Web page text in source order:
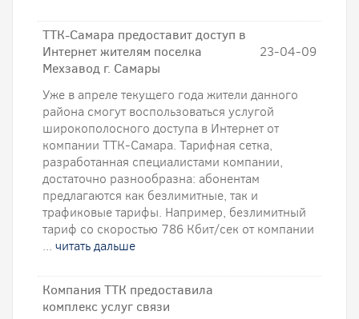
ТТК-Самара предоставит доступ в
Интернет жителям поселка
Мехзавод г. Самары
23-04-09
Уже в апреле текущего года жители данного
района смогут воспользоваться услугой
широкополосного доступа в Интернет от
компании ТТК-Самара. Тарифная сетка,
разработанная специалистами компании,
достаточно разнообразна: абонентам
предлагаются как безлимитные, так и
трафиковые тарифы. Например, безлимитный
тариф со скоростью 786 Кбит/сек от компании
... читать дальше
Компания ТТК предоставила
комплекс услуг связи